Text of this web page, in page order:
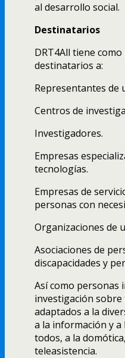
al desarrollo social.
Destinatarios
DRT4All tiene
destinatarios a:
Representantes de
Centros de
Investigadores.
Empresas
tecnologí­as.
Empresas de
personas con
Organizaciones de
Asociaciones de
discapacidades y
Así­ como personas
investigación
adaptados a la
a la información y a
todos, a la
teleasistencia.